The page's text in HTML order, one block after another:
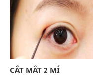
CẮT MẮT 2 MÍ